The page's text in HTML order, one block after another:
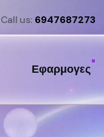
Call us: 6947687273
Εφαρμογες